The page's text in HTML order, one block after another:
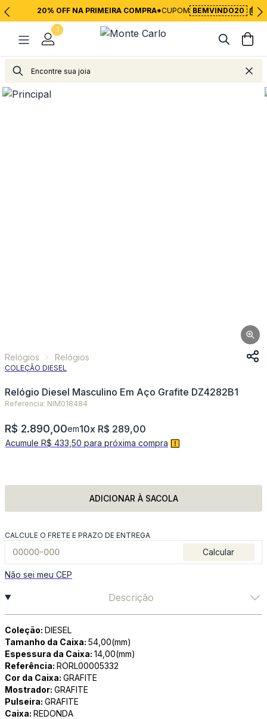
20% OFF NA PRIMEIRA COMPRA*CUPOM BEMVINDO20
1
Relógios Relógios
Relógios Relógios
COLEÇÃO DIESEL
Relógio Diesel Masculino Em Aço Grafite DZ4282B1
Referencia: NIM018484
R$ 2.890,00em10x R$ 289,00
Acumule R$ 433,50 para próxima compra
ADICIONAR À SACOLA
CALCULE O FRETE E PRAZO DE ENTREGA
Calcular
Não sei meu CEP
Descrição
Coleção: DIESEL
Tamanho da Caixa: 54,00(mm)
Espessura da Caixa: 14,00(mm)
Referência: RORL00005332
Cor da Caixa: GRAFITE
Mostrador: GRAFITE
Pulseira: GRAFITE
Caixa: REDONDA